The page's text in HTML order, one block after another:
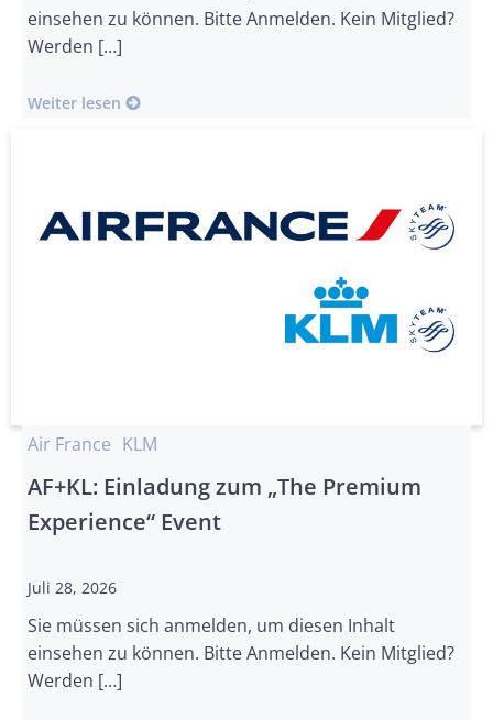
einsehen zu können. Bitte Anmelden. Kein Mitglied?
Werden […]
Weiter lesen
Air France KLM
AF+KL: Einladung zum „The Premium
Experience“ Event
Juli 28, 2026
Sie müssen sich anmelden, um diesen Inhalt
einsehen zu können. Bitte Anmelden. Kein Mitglied?
Werden […]